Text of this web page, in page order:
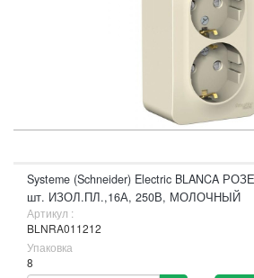
Systeme (Schneider) Electric BLANCA
шт. ИЗОЛ.ПЛ.,16А, 250В, МОЛОЧНЫЙ
Артикул :
BLNRA011212
Упаковка
8